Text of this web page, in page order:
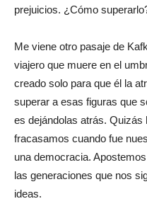
prejuicios. ¿Cómo
Me viene otro pasaje de
viajero que muere en el
creado solo para que él la
superar a esas figuras que
es dejándolas atrás. Quizás
fracasamos cuando fue
una democracia.
las generaciones que nos
ideas.